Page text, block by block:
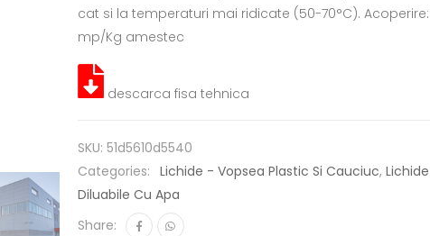
cat si la temperaturi mai ridicate (50-70°C).
mp/Kg amestec
descarca fisa tehnica
SKU: 51d5610d5540
Categories: Lichide - Vopsea Plastic Si Cauciuc,
Diluabile Cu Apa
Share: